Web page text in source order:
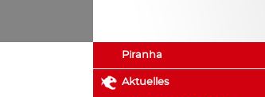
Piranha
Aktuelles